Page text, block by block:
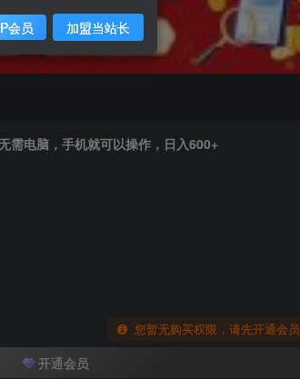
需电脑，手机就可以操作，日入600+
您暂无购买权限，请先开通会员
开通会员
会员 加盟当站长